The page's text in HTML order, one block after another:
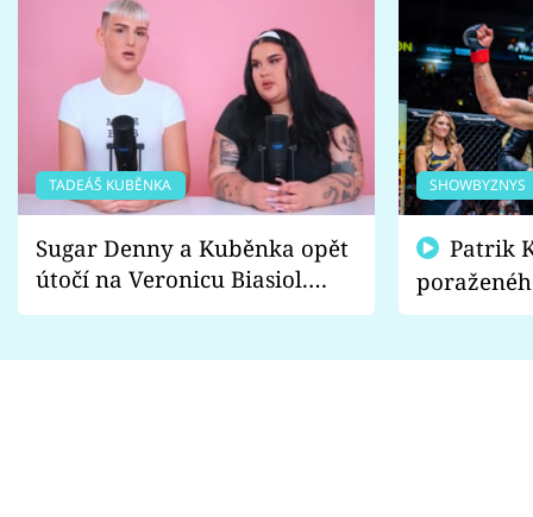
TADEÁŠ KUBĚNKA
Sugar Denny a Kuběnka opět
útočí na Veronicu Biasiol.
Proč je podle nich falešná a
SHOWBYZNYS
fanoušci